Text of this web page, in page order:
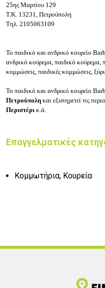
25ης Μαρτίου 129
Τ.Κ. 13231, Πετρούπολη
Τηλ. 2105063109
Το παιδικό και ανδρικό κουρείο
ανδρικό κούρεμα, παιδικό κούρεμα,
κομμώσεις, παιδικές κομμώσεις,
Το παιδικό και ανδρικό κουρείο
Πετρούπολη και εξυπηρετεί τις
Περιστέρι κ.ά.
Επαγγελματικές
Κομμωτήρια, Κουρεία